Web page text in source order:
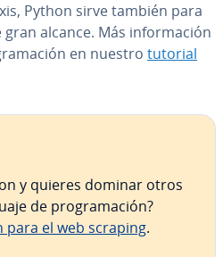
Python sirve también para
alcance. Más in­fo­r­ma­ción
en nuestro tutorial
y quieres dominar otros
de pro­gra­ma­ción?
para el web scraping.